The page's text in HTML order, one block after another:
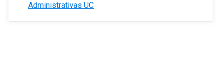
Administrativas UC